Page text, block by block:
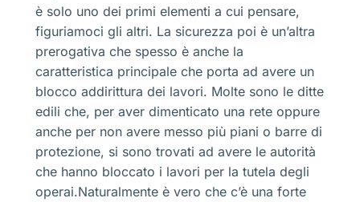
è solo uno dei primi elementi a cui pensare,
figuriamoci gli altri. La sicurezza poi è un’altra
prerogativa che spesso è anche la
caratteristica principale che porta ad avere un
blocco addirittura dei lavori. Molte sono le ditte
edili che, per aver dimenticato una rete oppure
anche per non avere messo più piani o barre di
protezione, si sono trovati ad avere le autorità
che hanno bloccato i lavori per la tutela degli
operai.Naturalmente è vero che c’è una forte